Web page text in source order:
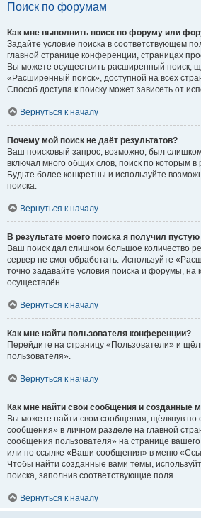
Поиск по форумам
Как мне выполнить поиск по форуму или
Задайте условие поиска в соответствующем
главной странице конференции, страницах
Вы можете осуществить расширенный поиск,
«Расширенный поиск», доступной на всех
Способ доступа к поиску может зависеть от
Вернуться к началу
Почему мой поиск не даёт результатов?
Ваш поисковый запрос, возможно, был
включал много общих слов, поиск по которым в
Будьте более конкретны и используйте
поиска.
Вернуться к началу
В результате моего поиска я получил
Ваш поиск дал слишком большое количество
сервер не смог обработать. Используйте
точно задавайте условия поиска и форумы, на
осуществлён.
Вернуться к началу
Как мне найти пользователя конференции?
Перейдите на страницу «Пользователи» и
пользователя».
Вернуться к началу
Как мне найти свои сообщения и созданные
Вы можете найти свои сообщения, щёлкнув по
сообщения» в личном разделе на главной
сообщения пользователя» на странице
или по ссылке «Ваши сообщения» в меню
Чтобы найти созданные вами темы,
поиска, заполнив соответствующие поля.
Вернуться к началу